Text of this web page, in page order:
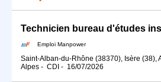
Technicien bureau d'études
Emploi Manpower
Saint-Alban-du-Rhône (38370), Isère (38),
Alpes - CDI - 16/07/2026